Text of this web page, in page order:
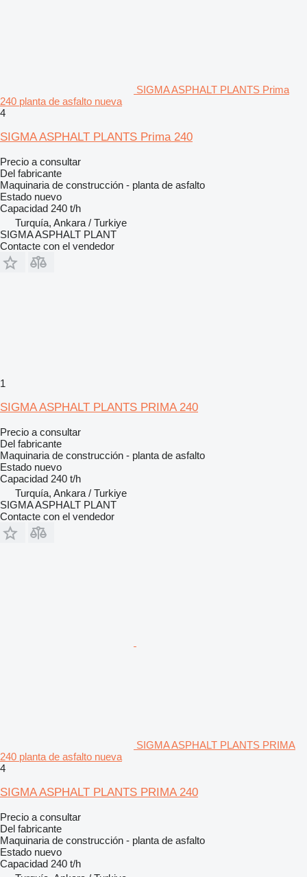
SIGMA ASPHALT PLANTS Prima
240 planta de asfalto nueva
4
SIGMA ASPHALT PLANTS Prima 240
Precio a consultar
Del fabricante
Maquinaria de construcción - planta de asfalto
Estado nuevo
Capacidad 240 t/h
Turquía, Ankara / Turkiye
SIGMA ASPHALT PLANT
Contacte con el vendedor
1
SIGMA ASPHALT PLANTS PRIMA 240
Precio a consultar
Del fabricante
Maquinaria de construcción - planta de asfalto
Estado nuevo
Capacidad 240 t/h
Turquía, Ankara / Turkiye
SIGMA ASPHALT PLANT
Contacte con el vendedor
SIGMA ASPHALT PLANTS PRIMA
240 planta de asfalto nueva
4
SIGMA ASPHALT PLANTS PRIMA 240
Precio a consultar
Del fabricante
Maquinaria de construcción - planta de asfalto
Estado nuevo
Capacidad 240 t/h